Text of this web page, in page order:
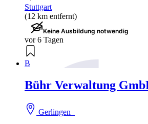
Stuttgart
(12 km entfernt)
Keine Ausbildung notwendig
vor 6 Tagen
B
Bühr Verwaltung
Gerlingen